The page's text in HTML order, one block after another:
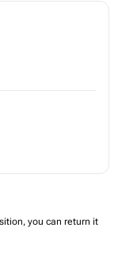
you can return it